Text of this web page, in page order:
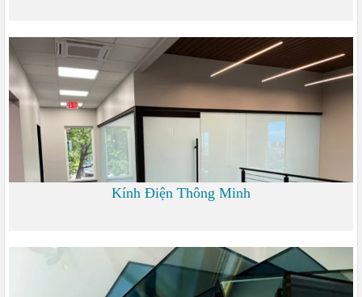
6.000 đ
Kính Điện Thông Minh
0 đ